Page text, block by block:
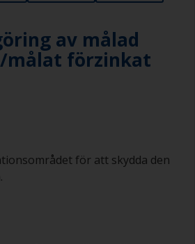
av målad
målat förzinkat
för att skydda den